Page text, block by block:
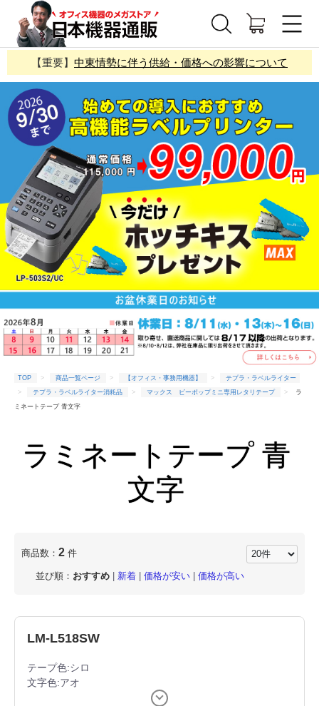
【重要】 中東情勢に伴う供給・価格への影響について
TOP 商品一覧ページ 【オフィス・事務用機器】
テプラ・ラベルライター
テプラ・ラベルライター消耗品
マックス ビーポップミニ専用レタリテープ
ラ
ミネートテープ 青文字
ラミネートテープ 青
文字
商品数： 2 件
並び順： おすすめ 新着 価格が安い 価格が高い
LM-L518SW
テープ色:シロ
文字色:アオ